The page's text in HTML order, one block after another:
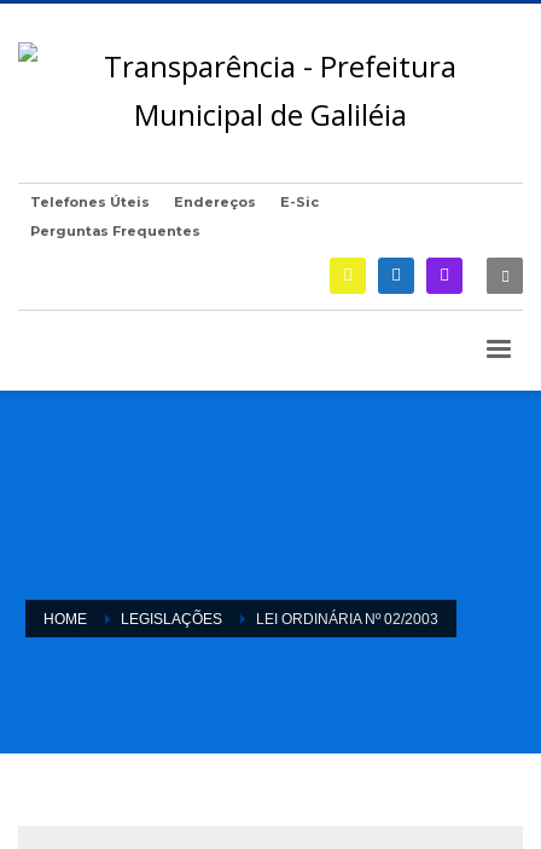
Telefones Úteis Endereços
E-Sic
Perguntas Frequentes
HOME LEGISLAÇÕES LEI ORDINÁRIA Nº 02/2003